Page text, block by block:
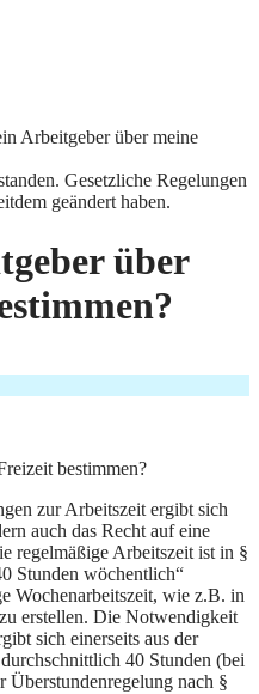
Arbeitgeber über meine
Gesetzliche Regelungen
geändert haben.
über
bestimmen?
zur Arbeitszeit ergibt sich
auch das Recht auf eine
regelmäßige Arbeitszeit ist in §
Stunden wöchentlich“
Wochenarbeitszeit, wie z.B. in
erstellen. Die Notwendigkeit
sich einerseits aus der
40 Stunden (bei
Überstundenregelung nach §